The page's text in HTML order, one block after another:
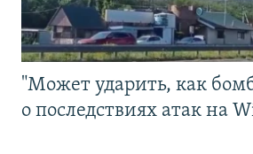
"Может ударить, как
о последствиях атак на